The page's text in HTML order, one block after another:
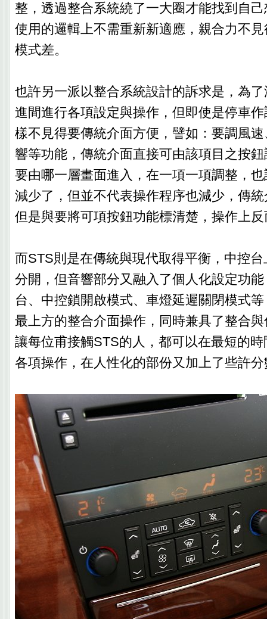
整，透過整合系統繞了一大圈才能找到自
使用的邏輯上不需重新新適應，親合力不
模式差。
也許另一派以整合系統設計的訴求是，為
進間進行各項設定與操作，但即使是停車
樣不見得要傳統介面方便，譬如：要調風
響等功能，傳統介面直接可由該項目之按
要由哪一層畫面進入，在一項一項調整，
減少了，但並不代表操作程序也減少，傳
但是與要將可項按鈕功能標清楚，操作上
而STS則是在傳統與現代取得平衡，中控
分開，但音響部分又融入了個人化設定功
台、中控鎖開啟模式、車燈延遲關閉模式
最上方的整合介面操作，同時兼具了整合
讓每位甫接觸STS的人，都可以在最短的
各項操作，在人性化的部份又加上了些許